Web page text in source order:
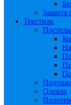
Защита
Текстиль
Одеяла